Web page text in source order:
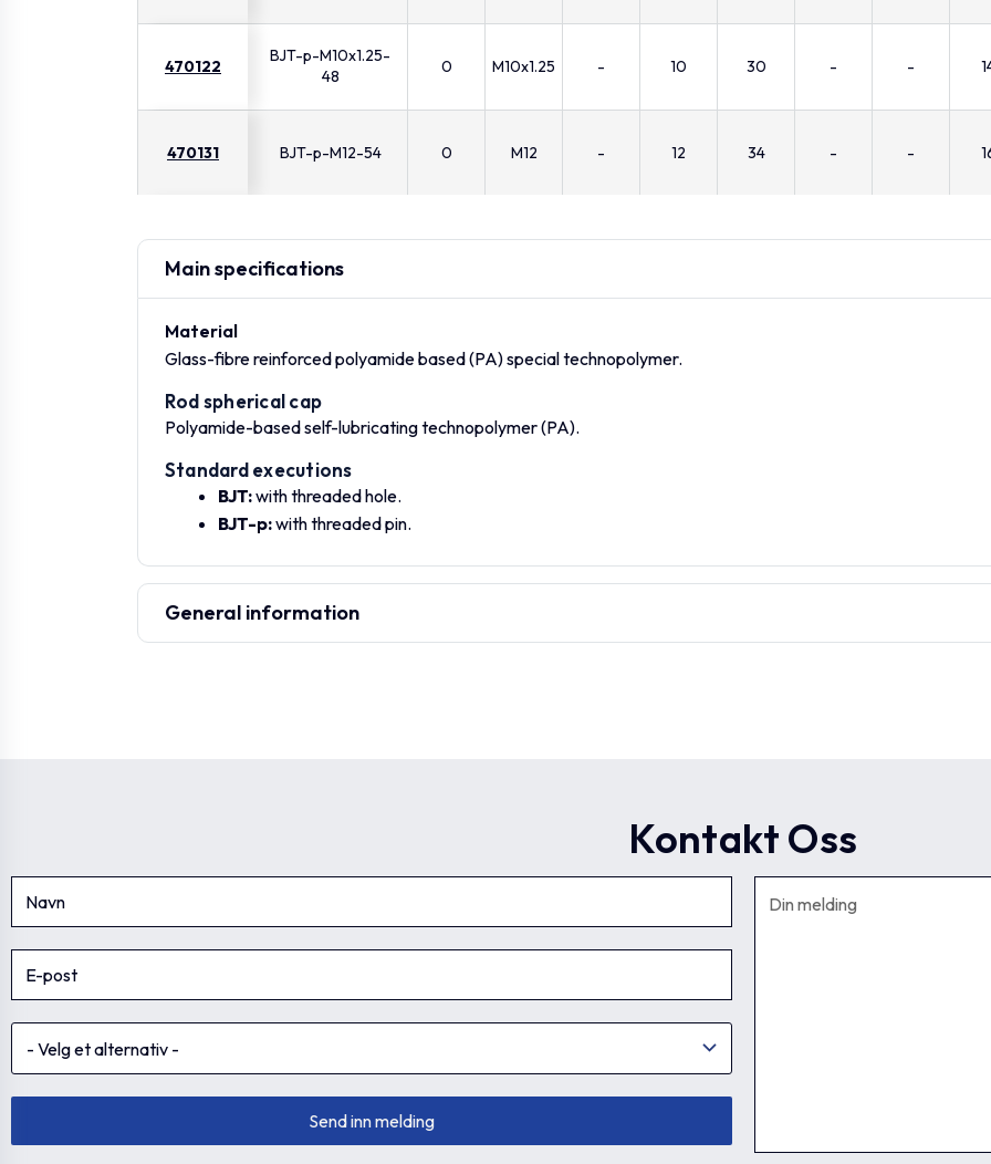
470122
BJT-p-M10x1.25-
48
0 M10x1.25 - 10 30 - -
470131 BJT-p-M12-54 0 M12 - 12 34 - -
470132 BJT-p-M12x1.25-54 0 M12x1.25 - 12 34 - -
470141
Main specifications
Material
Glass-fibre reinforced polyamide based (PA) special technopolymer.
Rod spherical cap
Polyamide-based self-lubricating technopolymer (PA).
Standard executions
BJT:with threaded hole.
BJT-p:with threaded pin.
General information
Kontakt Oss